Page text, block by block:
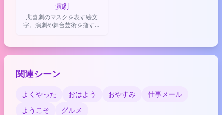
演劇
悲喜劇のマスクを表す絵文
字。演劇や舞台芸術を指すけ
われる。
関連シーン
よくやった おはよう おやすみ
仕事メール
ようこそ
グルメ